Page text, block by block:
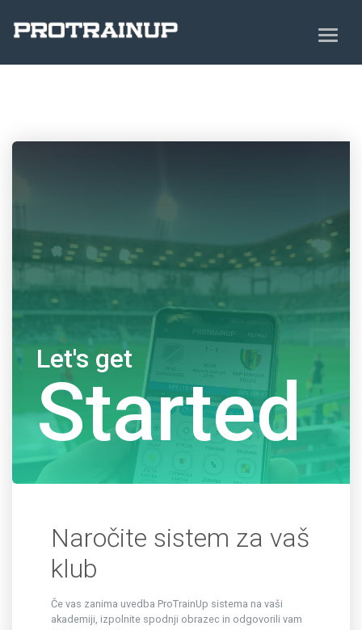
Let's get
Started
Naročite sistem za vaš
klub
Če vas zanima uvedba ProTrainUp sistema na vaši
akademiji, izpolnite spodnji obrazec in odgovorili vam